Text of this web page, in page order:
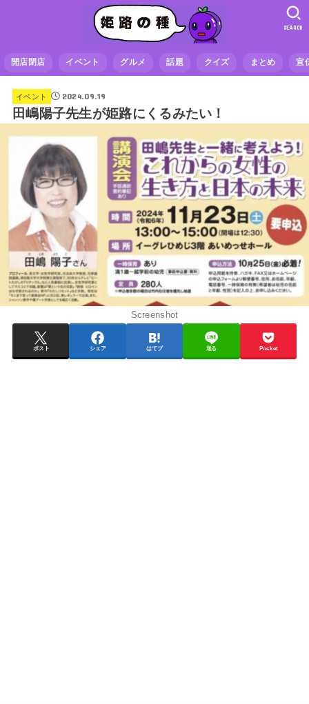
開店閉店 イベント グルメ 話題 クイズ まとめ 宣
SEARCH
イベント 2024.09.19
田嶋陽子先生が姫路にくるみたい！
Screenshot
ポスト シェア はてブ 送る Pocket